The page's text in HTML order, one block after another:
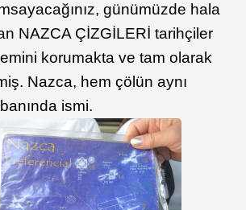
günümüzde hala
NAZCA ÇİZGİLERİ tarihçiler
korumakta ve tam olarak
Nazca, hem çölün aynı
ismi.